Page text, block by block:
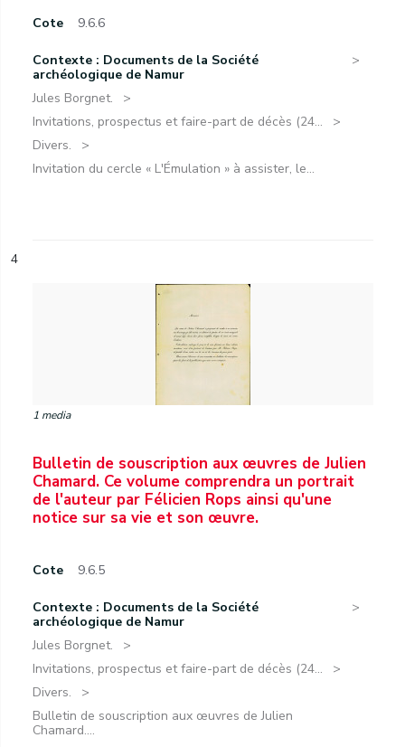
Cote 9.6.6
Contexte : Documents de la Société
archéologique de Namur
Jules Borgnet.
Invitations, prospectus et faire-part de décès (24...
Divers.
Invitation du cercle « L'Émulation » à assister, le...
4
1 media
Bulletin de souscription aux œuvres de Julien
Chamard. Ce volume comprendra un portrait
de l'auteur par Félicien Rops ainsi qu'une
notice sur sa vie et son œuvre.
Cote 9.6.5
Contexte : Documents de la Société
archéologique de Namur
Jules Borgnet.
Invitations, prospectus et faire-part de décès (24...
Divers.
Bulletin de souscription aux œuvres de Julien
Chamard....